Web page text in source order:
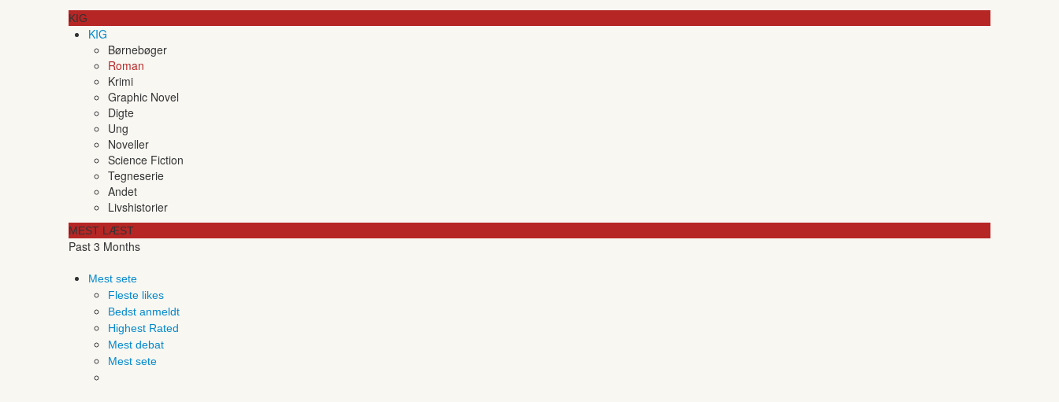
KIG
KIG
Børnebøger
Roman
Krimi
Graphic Novel
Digte
Ung
Noveller
Science Fiction
Tegneserie
Andet
Livshistorier
MEST LÆST
Past 3 Months
Mest sete
Fleste likes
Bedst anmeldt
Highest Rated
Mest debat
Mest sete